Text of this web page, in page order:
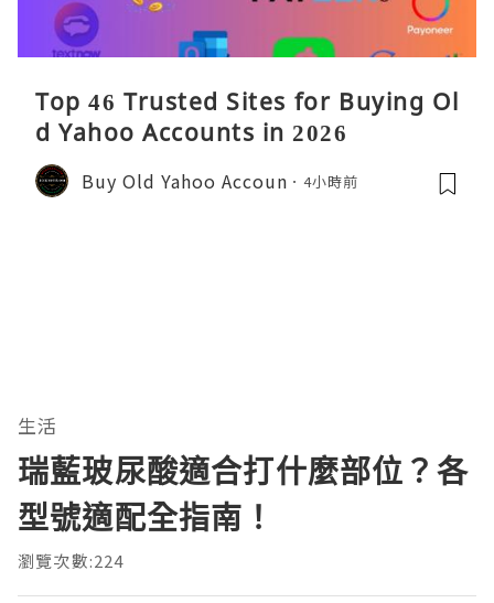
Top 46 Trusted Sites for Buying Ol
d Yahoo Accounts in 2026
Buy Old Yahoo Accoun 4小時前
生活
瑞藍玻尿酸適合打什麼部位？各
型號適配全指南！
瀏覽次數:224